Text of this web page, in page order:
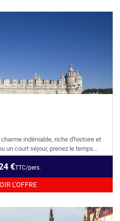
indéniable, riche d'histoire et
un court séjour, prenez le temps...
€TTC/pers.
L'OFFRE